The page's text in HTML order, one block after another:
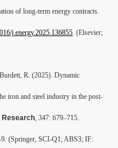
of long-term energy contracts.
j.energy.2025.136855 . (Elsevier;
R. (2025). Dynamic
iron and steel industry in the post-
Research , 347: 679–715.
(Springer, SCI-Q1; ABS3; IF: